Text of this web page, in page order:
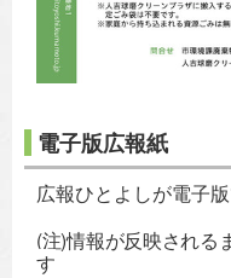
電子版広報紙
広報ひとよしが電子版
(注)情報が反映される
す